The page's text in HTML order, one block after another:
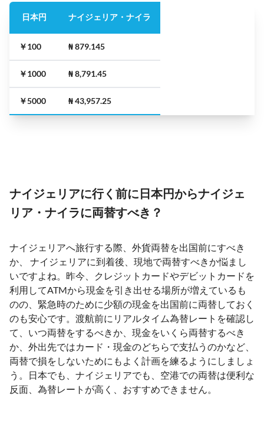
日本円 ナイジェリア・ナイラ
￥100 ₦ 879.145
￥1000 ₦ 8,791.45
￥5000 ₦ 43,957.25
ナイジェリアに行く前に日本円からナイジェ
リア・ナイラに両替すべき？
ナイジェリアへ旅行する際、外貨両替を出国前にすべき
か、 ナイジェリアに到着後、現地で両替すべきか悩まし
いですよね。昨今、クレジットカードやデビットカードを
利用してATMから現金を引き出せる場所が増えているも
のの、緊急時のために少額の現金を出国前に両替しておく
のも安心です。渡航前にリアルタイム為替レートを確認し
て、いつ両替をするべきか、現金をいくら両替するべき
か、外出先ではカード・現金のどちらで支払うのかなど、
両替で損をしないためにもよく計画を練るようにしましょ
う。日本でも、ナイジェリアでも、空港での両替は便利な
反面、為替レートが高く、おすすめできません。